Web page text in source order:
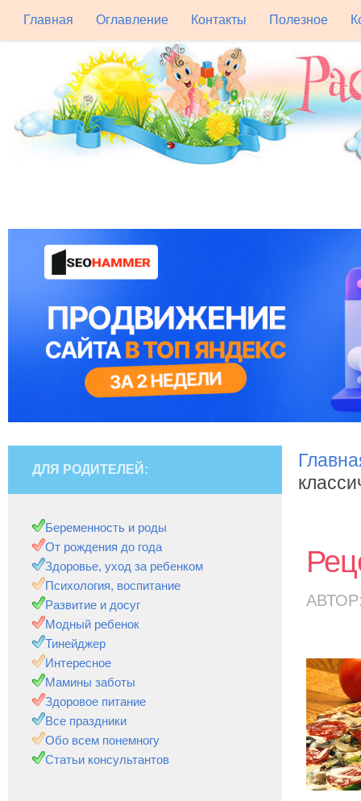
Главная Оглавление Контакты Полезное
ДЛЯ РОДИТЕЛЕЙ:
Беременность и роды
От рождения до года
Здоровье, уход за ребенком
Психология, воспитание
Развитие и досуг
Модный ребенок
Тинейджер
Интересное
Мамины заботы
Здоровое питание
Все праздники
Обо всем понемногу
Статьи консультантов